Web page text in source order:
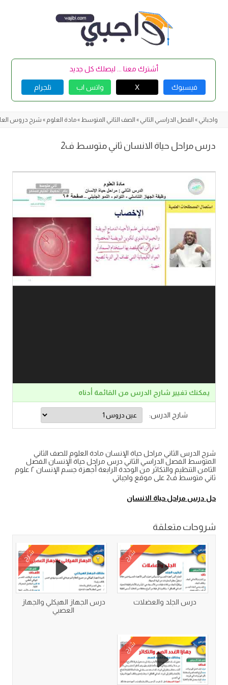
أشترك معنا ... ليصلك كل جديد
فيسبوك X واتس اب تلجرام
واجباتي » الفصل الدراسي الثاني » الصف الثاني المتوسط »مادة العلوم » شرح دروس
درس مراحل حياة الانسان ثاني متوسط ف2
يمكنك تغيير شارح الدرس من القائمة أدناه
شارح الدرس:
شرح الدرس الثاني مراحل حياة الإنسان مادة العلوم للصف الثاني
المتوسط الفصل الدراسي الثاني درس مراحل حياة الإنسان الفصل
الثامن التنظيم والتكاثر من الوحدة الرابعة أجهزة جسم الإنسان ٢ علوم
ثاني متوسط ف2 على موقع واجباتي
حل درس مراحل حياة الانسان
شروحات متعلقة
شرح
درس الجلد والعضلات
شرح
درس الجهاز الهيكلي والجهاز
العصبي
شرح